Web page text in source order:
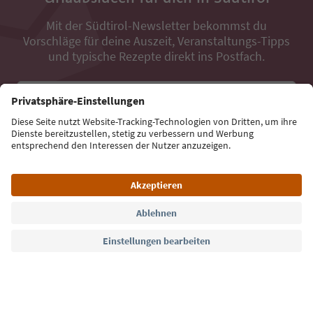
Mit der Südtirol-Newsletter bekommst du
Vorschläge für deine Auszeit, Veranstaltungs-Tipps
und typische Rezepte direkt ins Postfach.
E-Mail Adresse
Jetzt anmelden